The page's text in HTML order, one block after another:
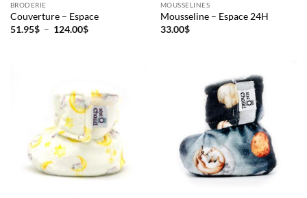
BRODERIE
Couverture – Espace
51.95$ – 124.00$Plage
MOUSSELINES
Mousseline – Espace 24H
33.00$
Courriel
Date
de
naissance
Cliquez